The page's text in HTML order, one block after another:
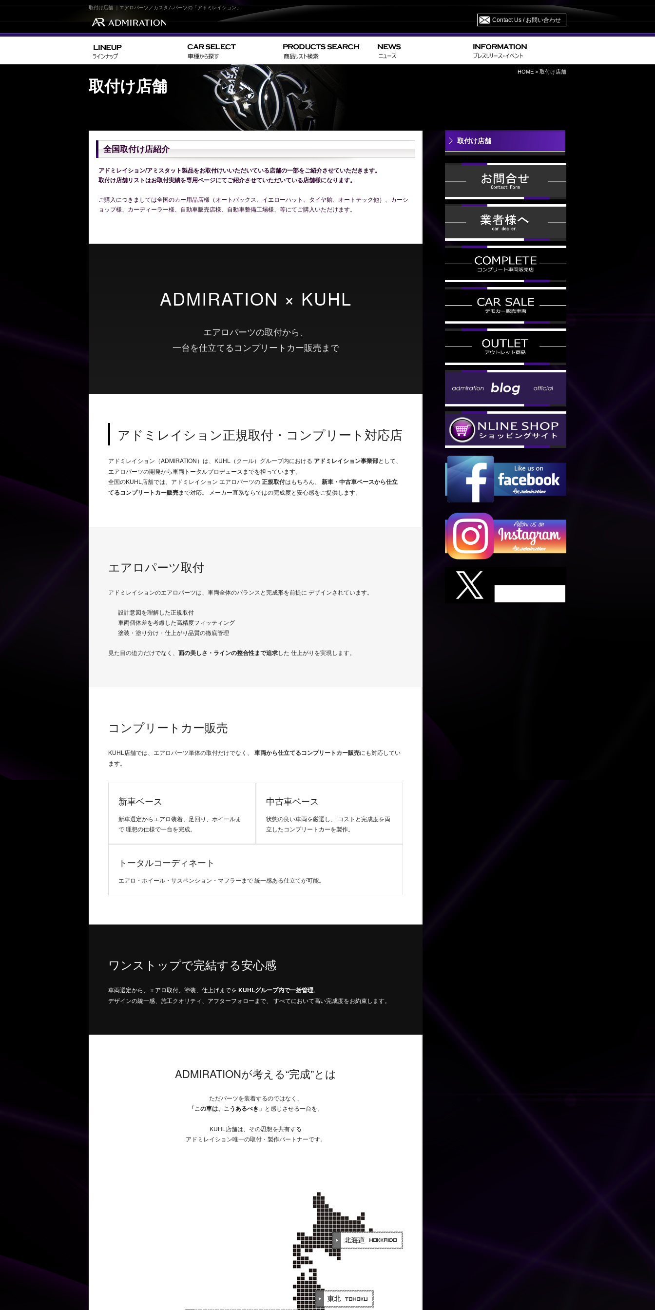
取付け店舗 ｜エアロパーツ／カスタムパーツの「アドミレイション」
Contact Us / お問い合わせ
取付け店舗
全国取付け店紹介
アドミレイション/アミスタット製品をお取付けいいただいている店舗の一部をご紹介させていただきます。
取付け店舗リストはお取付実績を専用ページにてご紹介させていただいている店舗様になります。
ご購入につきましては全国のカー用品店様（オートバックス、イエローハット、タイヤ館、オートテック他）、カーシ
ョップ様、カーディーラー様、自動車販売店様、自動車整備工場様、等にてご購入いただけます。
ADMIRATION × KUHL
エアロパーツの取付から、
一台を仕立てるコンプリートカー販売まで
アドミレイション正規取付・コンプリート対応店
アドミレイション（ADMIRATION）は、KUHL（クール）グループ内における アドミレイション事業部として、
エアロパーツの開発から車両トータルプロデュースまでを担っています。
全国のKUHL店舗では、アドミレイション エアロパーツの正規取付はもちろん、 新車・中古車ベースから仕立
てるコンプリートカー販売まで対応。 メーカー直系ならではの完成度と安心感をご提供します。
エアロパーツ取付
アドミレイションのエアロパーツは、車両全体のバランスと完成形を前提に デザインされています。
設計意図を理解した正規取付
車両個体差を考慮した高精度フィッティング
塗装・塗り分け・仕上がり品質の徹底管理
見た目の迫力だけでなく、 面の美しさ・ラインの整合性まで追求した 仕上がりを実現します。
コンプリートカー販売
KUHL店舗では、エアロパーツ単体の取付だけでなく、 車両から仕立てるコンプリートカー販売にも対応してい
ます。
新車ベース
新車選定からエアロ装着、足回り、ホイールま
で 理想の仕様で一台を完成。
中古車ベース
状態の良い車両を厳選し、 コストと完成度を両
立したコンプリートカーを製作。
トータルコーディネート
エアロ・ホイール・サスペンション・マフラーまで 統一感ある仕立てが可能。
ワンストップで完結する安心感
車両選定から、エアロ取付、塗装、仕上げまでを KUHLグループ内で一括管理。
デザインの統一感、施工クオリティ、アフターフォローまで、 すべてにおいて高い完成度をお約束します。
ADMIRATIONが考える“完成”とは
ただパーツを装着するのではなく、
「この車は、こうあるべき」 と感じさせる一台を。
KUHL店舗は、その思想を共有する
アドミレイション唯一の取付・製作パートナーです。
HOME > 取付け店舗
取付け店舗